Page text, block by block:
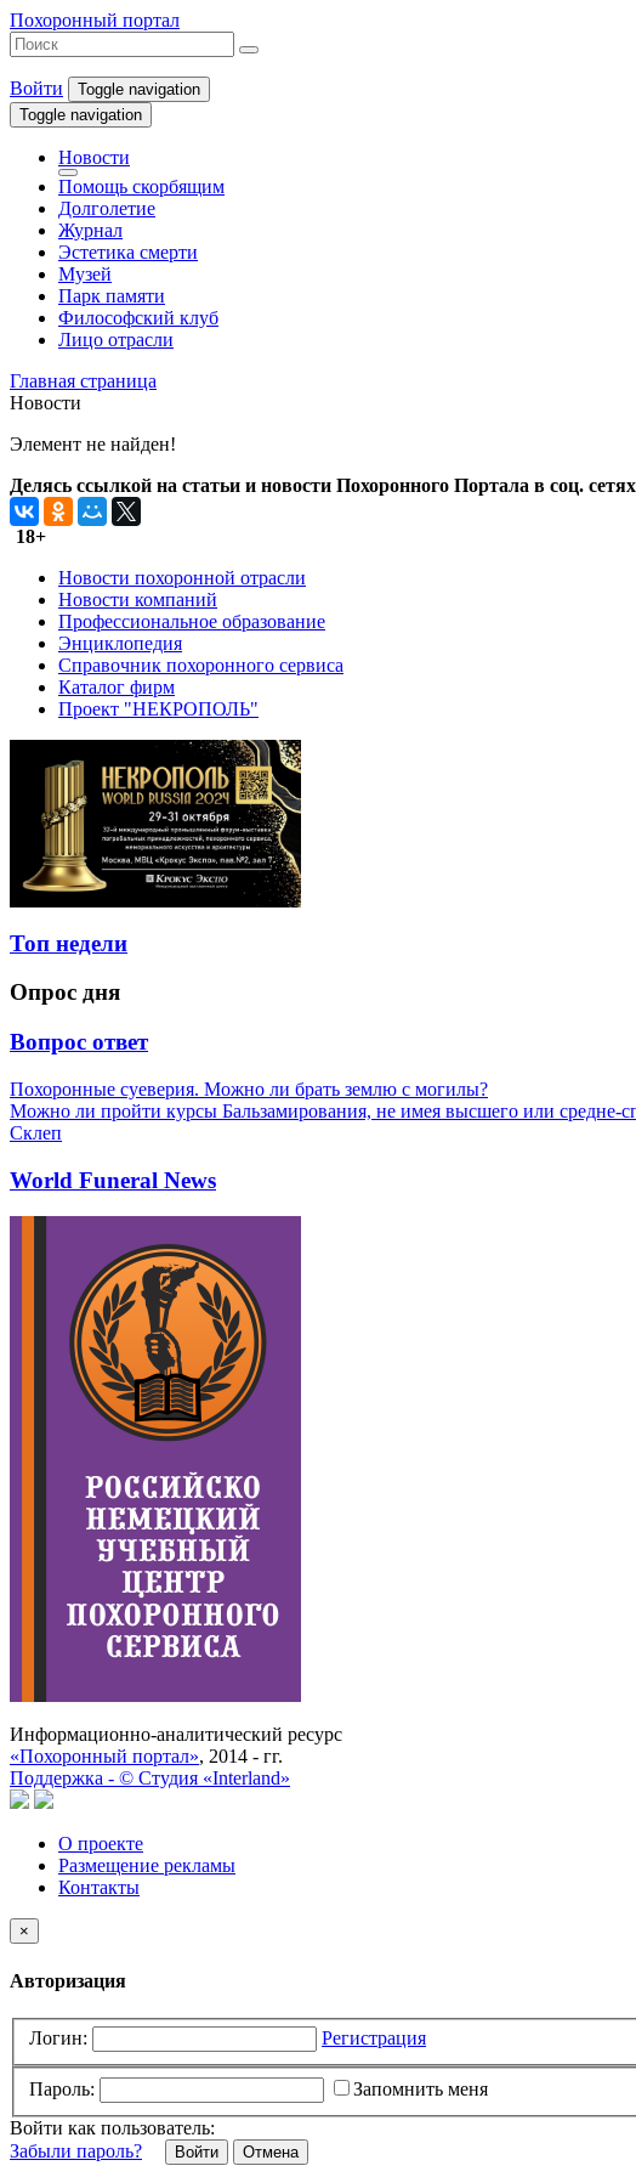
Похоронный портал
Войти
Toggle navigation
Toggle navigation
Новости
Помощь скорбящим
Долголетие
Журнал
Эстетика смерти
Музей
Парк памяти
Философский клуб
Лицо отрасли
Главная страница
Новости
Элемент не найден!
Делясь ссылкой на статьи и новости Похоронного Портала в соц.
18+
Новости похоронной отрасли
Новости компаний
Профессиональное образование
Энциклопедия
Справочник похоронного сервиса
Каталог фирм
Проект "НЕКРОПОЛЬ"
Топ недели
Опрос дня
Вопрос ответ
Похоронные суеверия. Можно ли брать землю с могилы?
Можно ли пройти курсы Бальзамирования, не имея высшего или средне-
Склеп
World Funeral News
Информационно-аналитический ресурс
«Похоронный портал», 2014 - гг.
Поддержка - © Cтудия «Interland»
О проекте
Размещение рекламы
Контакты
×
Авторизация
Логин: Регистрация
Пароль:
Запомнить меня
Войти как пользователь:
Забыли пароль?
Отмена